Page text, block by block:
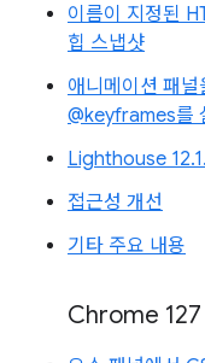
이름이 지정된
힙 스냅샷
애니메이션 패
@keyframes를
Lighthouse
접근성 개선
기타 주요 내용
Chrome 127